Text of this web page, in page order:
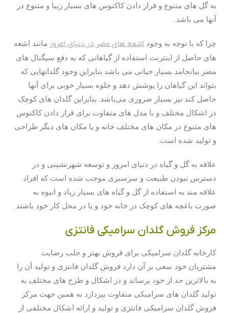
به گل های متنوع و قرار دادن کاکتوس های بسیار زیبا و متنوع در
آنها می باشد.
چرا که با توجه به وجود اشعه های مضر در دنیای امروز مانند اشعه
های حاصل از اینترنت استفاده از گیاهانی که به دفع سیگنال های
مضر بیانجامد بسیار حیاتی می باشد بنابراین وجود گلدانهایی که
بتواند این گیاهان را پوشش دهد و جلوه بسیار خوبی برای آنها
حاصل کند نیز بسیار ضروری می‌باشد. بنابراین گلدان های کوچک
در اشکال مختلف و با مدل های متفاوت برای قرار دادن کاکتوس
های متنوع در مکان های مختلف خانه و یا مکان های دیگر طراحی
و تولید شده است.
علاقه به گل و گیاه در دنیای امروز و توسعه شهرنشینی و در
دسترس نبودن طبیعت و سرسبزی موجب شده است که افراد
علاقه مند به استفاده از گل و گیاه های بسیار زیاد و انبوه به
صورت باغچه های کوچک در خانه خود و یا در محل کار خود باشند.
مرکز فروش گلدان سرامیکی فانتزی
کارخانه گلدان سرامیکی برای فروش بهتر و جلب رضایت
مشتریان خود سعی بر آن دارد فروش گلدان فانتزی و تولید آن را
به بالاترین حد از خود برساند و در اشکال و طرح های مختلف به
تولید گلدان های سرامیکی متفاوت بپردازد به همین جهت مرکز
فروش گلدان سرامیکی فانتزی و تولید و ارائه اشکال مختلفی از